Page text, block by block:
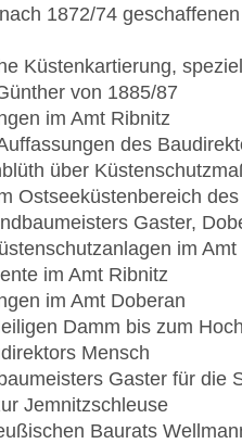
1872/74
Küstenkartierung,
von 1885/87
im Amt Ribnitz
des
über
Ostseeküstenbereich
Gaster,
im Amt
im Amt Ribnitz
im Amt Doberan
Damm bis zum
Mensch
Gaster für die
Jemnitzschleuse
Baurats